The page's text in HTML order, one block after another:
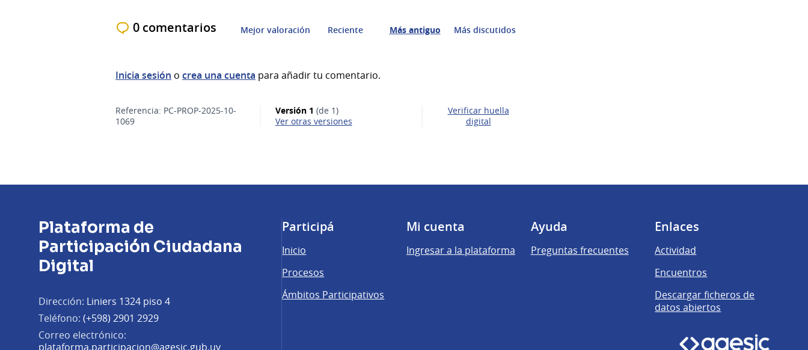
0 comentarios Mejor valoración Reciente Más antiguo Más discutidos
Inicia sesión o crea una cuenta para añadir tu comentario.
Referencia: PC-PROP-2025-10-
1069
Versión 1 (de 1)
ver otras versiones
Verificar huella
digital
Plataforma de
Participación Ciudadana
Digital
Dirección: Liniers 1324 piso 4
Teléfono: (+598) 2901 2929
Correo electrónico:
plataforma.participacion@agesic.gub.uy(Abrir en una pestaña nueva)
Participá
Inicio
Procesos
Ámbitos Participativos
Mi cuenta
Ingresar a la plataforma
Ayuda
Preguntas frecuentes
Enlaces
Actividad
Encuentros
Descargar ficheros de
datos abiertos